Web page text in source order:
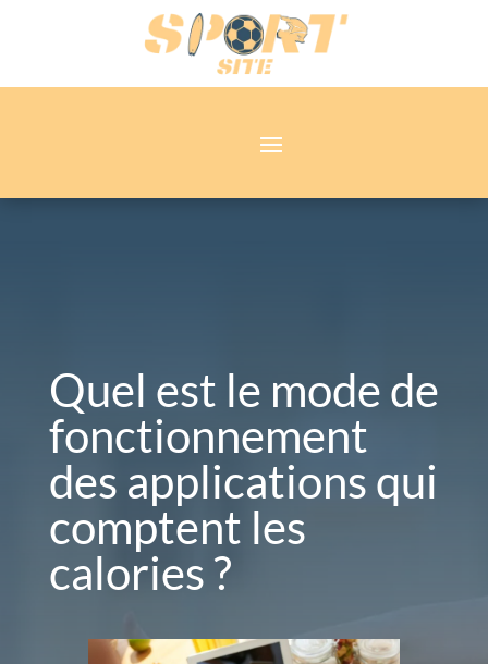
Quel est le mode de
fonctionnement
des applications qui
comptent les
calories ?